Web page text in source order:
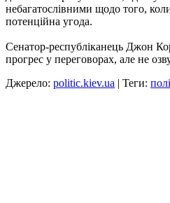
небагатослівними щодо того,
потенційна угода.
Сенатор-республіканець Джон
прогрес у переговорах, але не
Джерело: politic.kiev.ua | Теги: